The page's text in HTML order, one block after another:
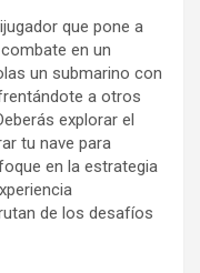
que pone a
en un
un submarino con
a otros
explorar el
tu nave para
en la estrategia
de los desafíos